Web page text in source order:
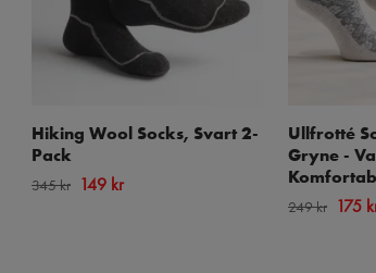
Hiking Wool Socks, Svart 2-
Pack
345 kr 149 kr
Ullfrotté
Gryne -
249 kr 175